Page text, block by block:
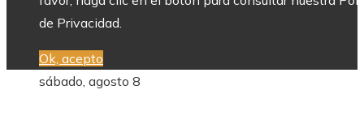
de Privacidad.
Ok, acepto
sábado, agosto 8